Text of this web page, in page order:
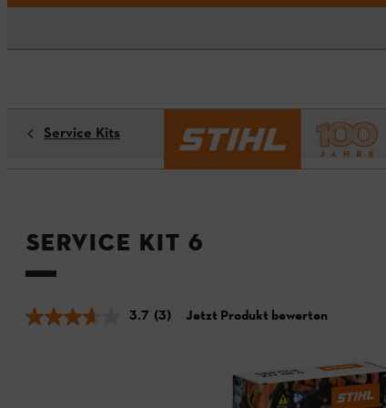
Service Kits
Service Kit 6
3.7 (3) Jetzt Produkt bewerten